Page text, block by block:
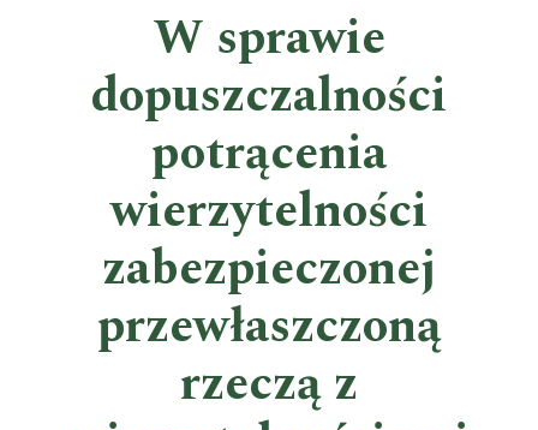
W sprawie
dopuszczalności
potrącenia
wierzytelności
zabezpieczonej
przewłaszczoną
rzeczą z